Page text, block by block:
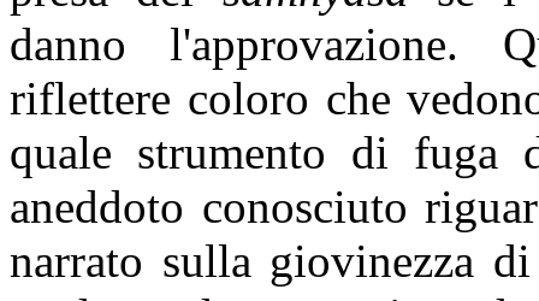
danno l'approvazione.
riflettere coloro che
quale strumento di
aneddoto conosciuto
narrato sulla giovinezza